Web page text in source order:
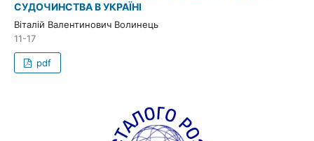
СУДОЧИНСТВА В УКРАЇНІ
Віталій Валентинович Волинець
11-17
pdf